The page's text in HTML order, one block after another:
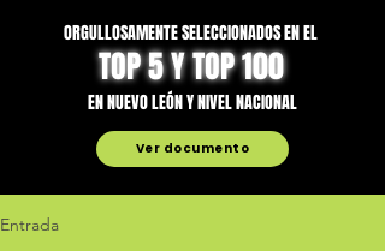
ORGULLOSAMENTE SELECCIONADOS EN EL
TOP 5 Y TOP 100
EN NUEVO LEÓN Y NIVEL NACIONAL
Ver documento
Entrada